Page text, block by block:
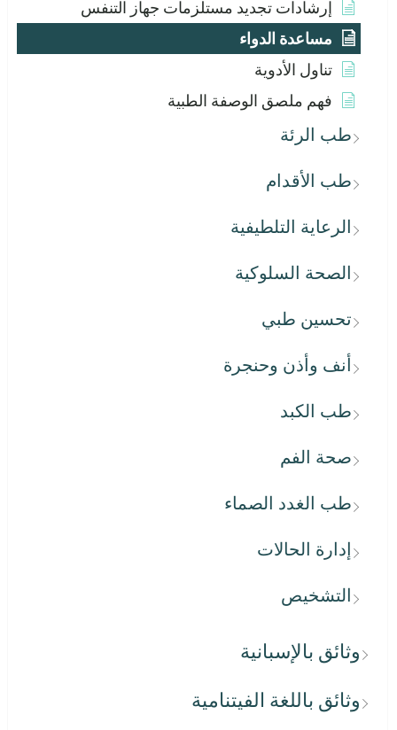
إرشادات تجديد مستلزمات جهاز التنفس
مساعدة الدواء
تناول الأدوية
فهم ملصق الوصفة الطبية
طب الرئة
طب الأقدام
الرعاية التلطيفية
الصحة السلوكية
تحسين طبي
أنف وأذن وحنجرة
طب الكبد
صحة الفم
طب الغدد الصماء
إدارة الحالات
التشخيص
وثائق بالإسبانية
وثائق باللغة الفيتنامية